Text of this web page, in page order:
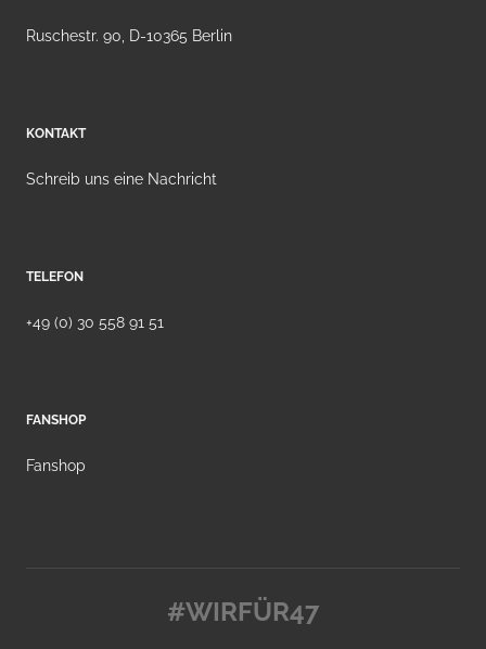
Ruschestr. 90, D-10365 Berlin
KONTAKT
Schreib uns eine Nachricht
TELEFON
+49 (0) 30 558 91 51
FANSHOP
Fanshop
#WIRFÜR47